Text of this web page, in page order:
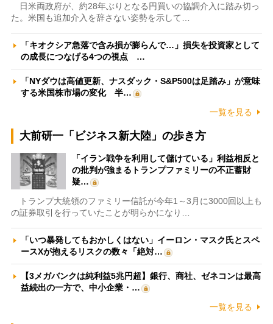
日米両政府が、約28年ぶりとなる円買いの協調介入に踏み切っ
た。米国も追加介入を辞さない姿勢を示して…
「キオクシア急落で含み損が膨らんで…」損失を投資家として
の成長につなげる4つの視点 …
「NYダウは高値更新、ナスダック・S&P500は足踏み」が意味
する米国株市場の変化 半…
一覧を見る
大前研一「ビジネス新大陸」の歩き方
「イラン戦争を利用して儲けている」利益相反と
の批判が強まるトランプファミリーの不正蓄財
疑…
トランプ大統領のファミリー信託が今年1～3月に3000回以上も
の証券取引を行っていたことが明らかになり…
「いつ暴発してもおかしくはない」イーロン・マスク氏とスペ
ースXが抱えるリスクの数々「絶対…
【3メガバンクは純利益5兆円超】銀行、商社、ゼネコンは最高
益続出の一方で、中小企業・…
一覧を見る